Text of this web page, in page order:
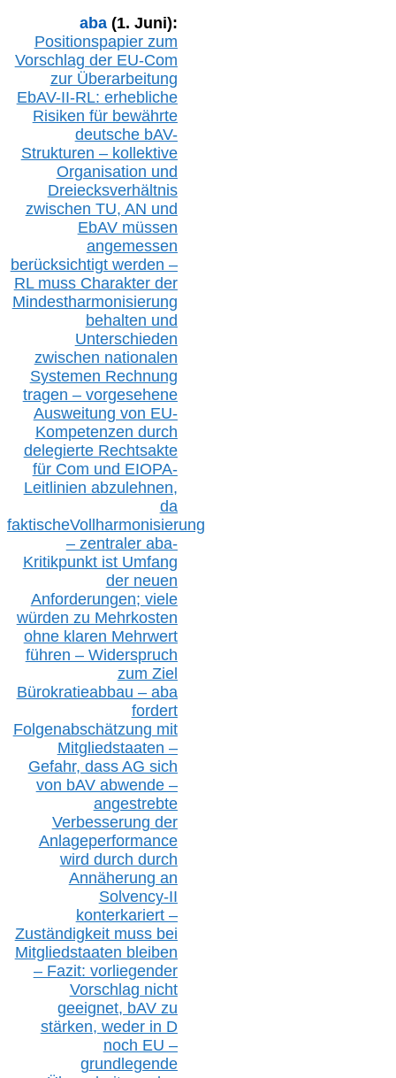
aba(1. Juni):
Positionspapier zum
Vorschlag der EU-Com
zur Überarbeitung
EbAV-II-RL: erhebliche
Risiken für bewährte
deutsche bAV-
Strukturen – kollektive
Organisation und
Dreiecksverhältnis
zwischen TU, AN und
EbAV müssen
angemessen
berücksichtigt werden –
RL mussCharakter der
Mindestharmonisierung
behalten und
Unterschieden
zwischen nationalen
Systemen Rechnung
tragen – vorgesehene
Ausweitung von EU-
Kompetenzen durch
delegierte Rechtsakte
für Com und EIOPA-
Leitlinien abzulehnen,
da
faktischeVollharmonisierung
– zentraler aba-
Kritikpunkt ist Umfang
der neuen
Anforderungen; viele
würden zu Mehrkosten
ohne klaren Mehrwert
führen – Widerspruch
zum Ziel
Bürokratieabbau – aba
fordert
Folgenabschätzung mit
Mitgliedstaaten –
Gefahr, dass AG sich
von bAV abwende –
angestrebte
Verbesserung der
Anlageperformance
wird durch durch
Annäherung an
Solvency-II
konterkariert –
Zuständigkeit muss bei
Mitgliedstaaten bleiben
– Fazit: vorliegender
Vorschlag nicht
geeignet, bAVzu
stärken, weder in D
noch EU –
grundlegende